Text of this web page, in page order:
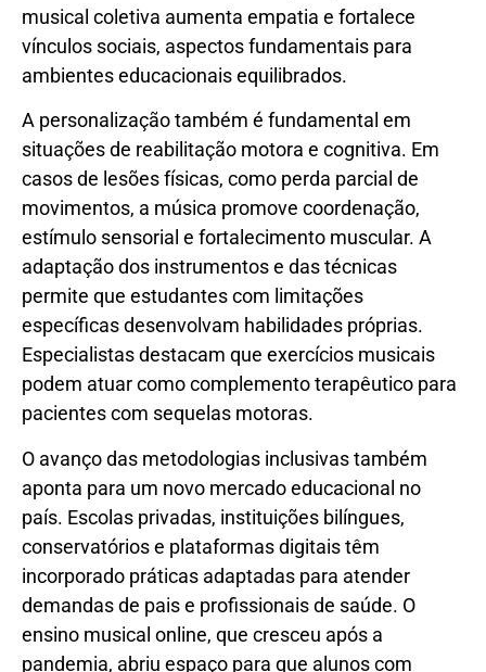
musical coletiva aumenta empatia e fortalece
vínculos sociais, aspectos fundamentais para
ambientes educacionais equilibrados.
A personalização também é fundamental em
situações de reabilitação motora e cognitiva. Em
casos de lesões físicas, como perda parcial de
movimentos, a música promove coordenação,
estímulo sensorial e fortalecimento muscular. A
adaptação dos instrumentos e das técnicas
permite que estudantes com limitações
específicas desenvolvam habilidades próprias.
Especialistas destacam que exercícios musicais
podem atuar como complemento terapêutico para
pacientes com sequelas motoras.
O avanço das metodologias inclusivas também
aponta para um novo mercado educacional no
país. Escolas privadas, instituições bilíngues,
conservatórios e plataformas digitais têm
incorporado práticas adaptadas para atender
demandas de pais e profissionais de saúde. O
ensino musical online, que cresceu após a
pandemia, abriu espaço para que alunos com